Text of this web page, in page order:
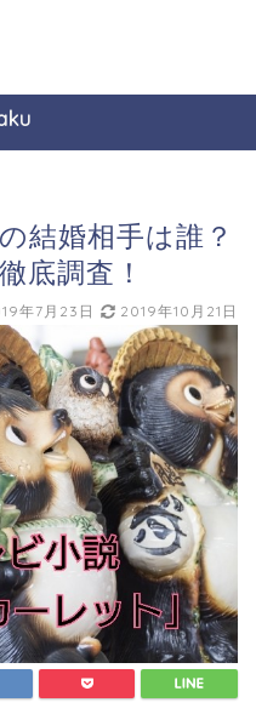
結婚相手は誰？
底調査！
年7月23日 2019年10月21日